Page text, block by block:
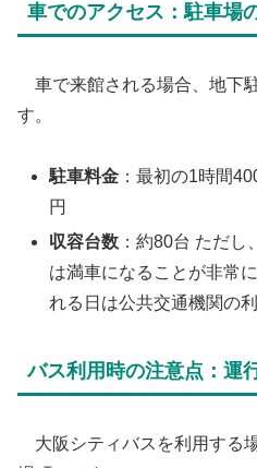
車でのアクセス：駐車場
車で来館される場合、地下
す。
駐車料金 ：最初の1時間
円
収容台数 ：約80台 ただ
は満車になることが非常
れる日は公共交通機関の
バス利用時の注意点：運
大阪シティバスを利用する